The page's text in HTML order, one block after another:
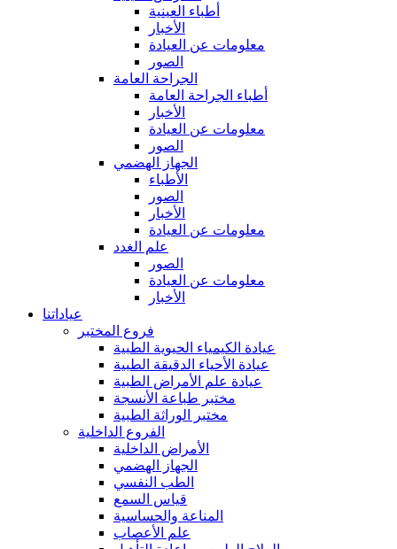
أطباء العينية
الأخبار
معلومات عن العيادة
الصور
الجراحة العامة
أطباء الجراحة العامة
الأخبار
معلومات عن العيادة
الصور
الجهاز الهضمي
الأطباء
الصور
الأخبار
معلومات عن العيادة
علم الغدد
الصور
معلومات عن العيادة
الأخبار
عياداتنا
فروع المختبر
عيادة الكيمياء الحيوية الطبية
عيادة الأحياء الدقيقة الطبية
عيادة علم الأمراض الطبية
مختبر طباعة الأنسجة
مختبر الوراثة الطبية
الفروع الداخلية
الأمراض الداخلية
الجهاز الهضمي
الطب النفسي
قياس السمع
المناعة والحساسية
علم الأعصاب